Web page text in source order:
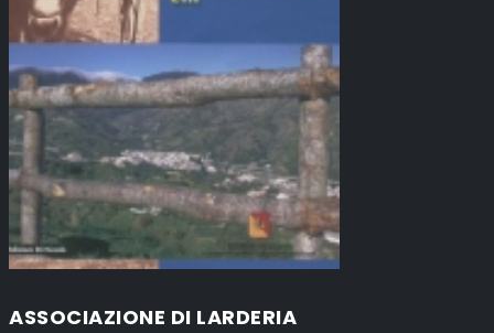
ASSOCIAZIONE DI LARDERIA